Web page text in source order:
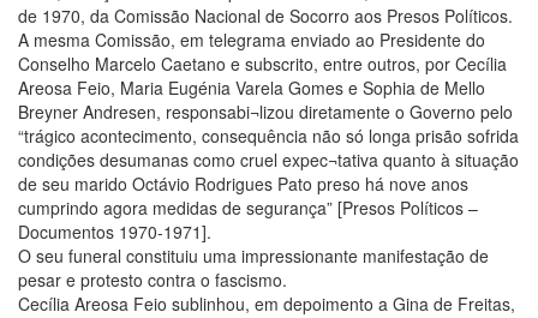
de 1970, da Comissão Nacional de Socorro aos Presos Políticos.
A mesma Comissão, em telegrama enviado ao Presidente do
Conselho Marcelo Caetano e subscrito, entre outros, por Cecília
Areosa Feio, Maria Eugénia Varela Gomes e Sophia de Mello
Breyner Andresen, responsabi¬lizou diretamente o Governo pelo
“trágico acontecimento, consequência não só longa prisão sofrida
condições desumanas como cruel expec¬tativa quanto à situação
de seu marido Octávio Rodrigues Pato preso há nove anos
cumprindo agora medidas de segurança” [Presos Políticos –
Documentos 1970-1971].
O seu funeral constituiu uma impressionante manifestação de
pesar e protesto contra o fascismo.
Cecília Areosa Feio sublinhou, em depoimento a Gina de Freitas,